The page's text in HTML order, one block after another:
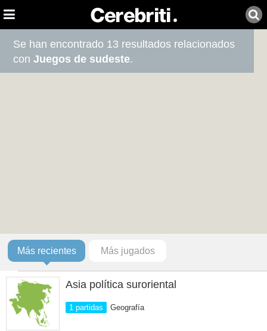
Se han encontrado 13 resultados relacionados
conJuegos de sudeste.
Más recientes Más jugados
Asia política suroriental
1 partidas Geografía